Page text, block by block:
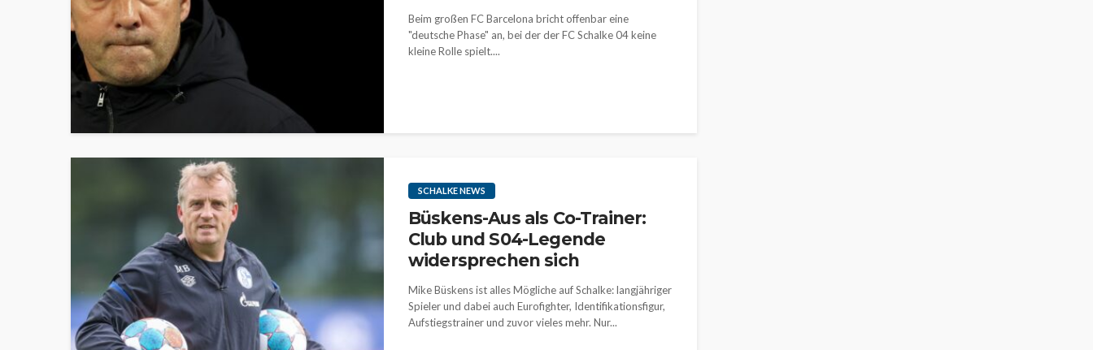
Beim großen FC Barcelona bricht offenbar eine
"deutsche Phase" an, bei der der FC Schalke 04 keine
kleine Rolle spielt....
SCHALKE NEWS
Büskens-Aus als Co-Trainer:
Club und S04-Legende
widersprechen sich
Mike Büskens ist alles Mögliche auf Schalke: langjähriger
Spieler und dabei auch Eurofighter, Identifikationsfigur,
Aufstiegstrainer und zuvor vieles mehr. Nur...